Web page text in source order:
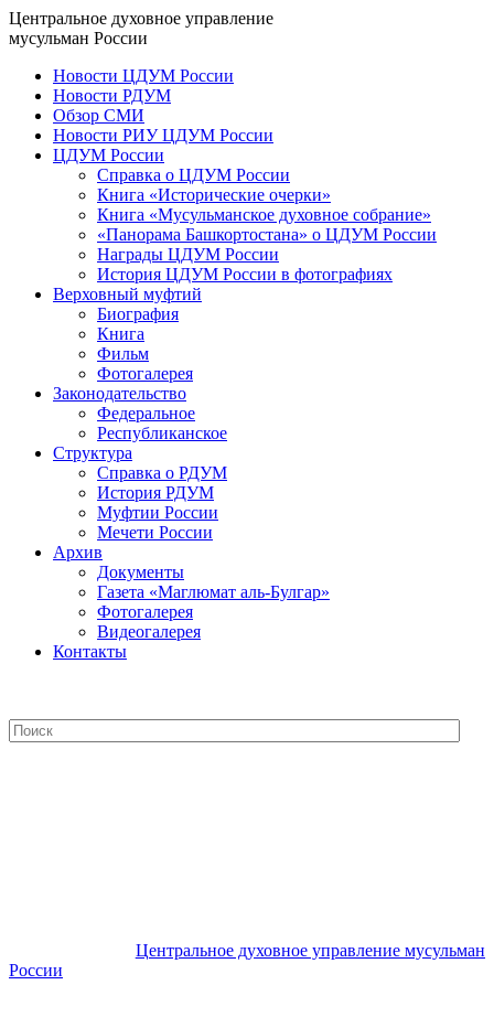
Центральное духовное управление
мусульман России
Новости ЦДУМ России
Новости РДУМ
Обзор СМИ
Новости РИУ ЦДУМ России
ЦДУМ России
Справка о ЦДУМ России
Книга «Исторические очерки»
Книга «Мусульманское духовное собрание»
«Панорама Башкортостана» о ЦДУМ России
Награды ЦДУМ России
История ЦДУМ России в фотографиях
Верховный муфтий
Биография
Книга
Фильм
Фотогалерея
Законодательство
Федеральное
Республиканское
Структура
Справка о РДУМ
История РДУМ
Муфтии России
Мечети России
Архив
Документы
Газета «Маглюмат аль-Булгар»
Фотогалерея
Видеогалерея
Контакты
Центральное духовное управление мусульман
России